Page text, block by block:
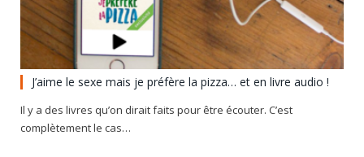
J’aime le sexe mais je préfère la pizza… et en livre audio !
Il y a des livres qu’on dirait faits pour être écouter. C’est
complètement le cas…